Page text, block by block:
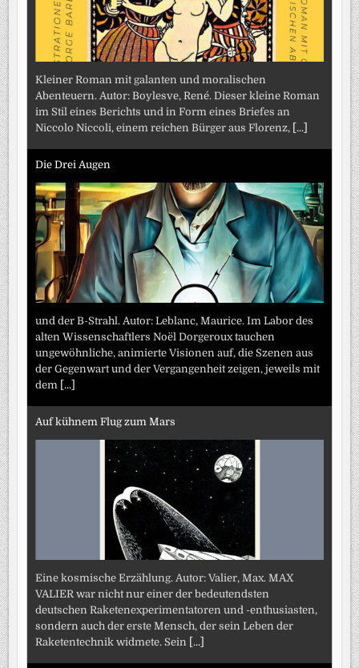
Kleiner Roman mit galanten und moralischen
Abenteuern. Autor: Boylesve, René. Dieser kleine Roman
im Stil eines Berichts und in Form eines Briefes an
Niccolo Niccoli, einem reichen Bürger aus Florenz, [...]
Die Drei Augen
und der B-Strahl. Autor: Leblanc, Maurice. Im Labor des
alten Wissenschaftlers Noël Dorgeroux tauchen
ungewöhnliche, animierte Visionen auf, die Szenen aus
der Gegenwart und der Vergangenheit zeigen, jeweils mit
dem [...]
Auf kühnem Flug zum Mars
Eine kosmische Erzählung. Autor: Valier, Max. MAX
VALIER war nicht nur einer der bedeutendsten
deutschen Raketenexperimentatoren und -enthusiasten,
sondern auch der erste Mensch, der sein Leben der
Raketentechnik widmete. Sein [...]